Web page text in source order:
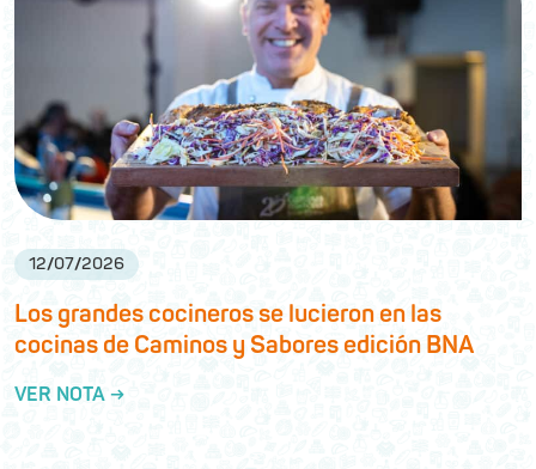
12/07/2026
Los grandes cocineros se lucieron en las
cocinas de Caminos y Sabores edición BNA
VER NOTA →